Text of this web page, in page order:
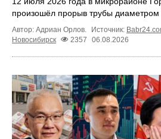
произошёл прорыв трубы диаметром
Автор: Адриан Орлов. Источник:
Новосибирск
2357 06.08.2026